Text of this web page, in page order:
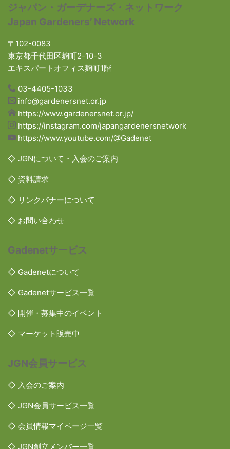
ジャパン・ガーデナーズ・ネットワーク
Japan Gardeners’ Network
〒102-0083
東京都千代田区麹町2-10-3
エキスパートオフィス麹町1階
03-4405-1033
info@gardenersnet.or.jp
https://www.gardenersnet.or.jp/
https://instagram.com/japangardenersnetwork
https://www.youtube.com/@Gadenet
◇ JGNについて・入会のご案内
◇ 資料請求
◇ リンクバナーについて
◇ お問い合わせ
Gadenetサービス
◇ Gadenetについて
◇ Gadenetサービス一覧
◇ 開催・募集中のイベント
◇ マーケット販売中
JGN会員サービス
◇ 入会のご案内
◇ JGN会員サービス一覧
◇ 会員情報マイページ一覧
◇ JGN創立メンバー一覧